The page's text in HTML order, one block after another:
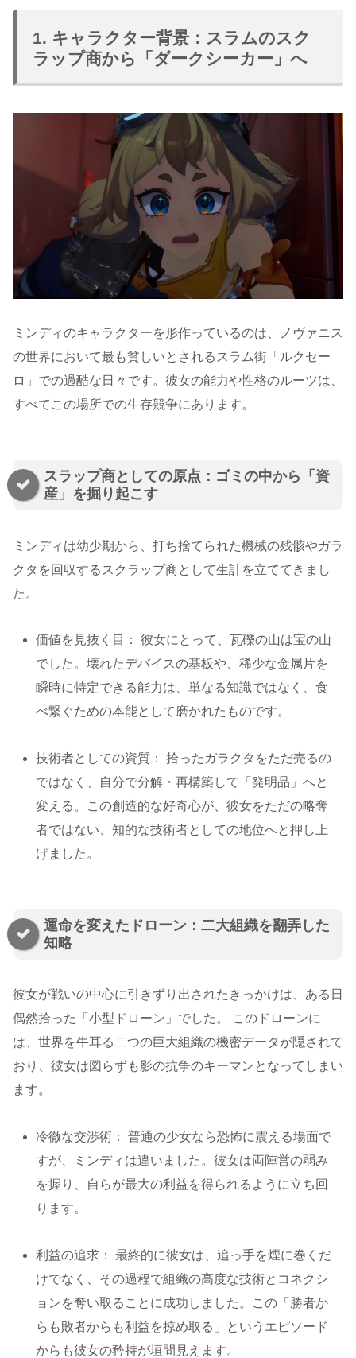
1. キャラクター背景：スラムのスク
ラップ商から「ダークシーカー」へ
ミンディのキャラクターを形作っているのは、ノヴァニス
の世界において最も貧しいとされるスラム街「ルクセー
ロ」での過酷な日々です。彼女の能力や性格のルーツは、
すべてこの場所での生存競争にあります。
スラップ商としての原点：ゴミの中から「資
産」を掘り起こす
ミンディは幼少期から、打ち捨てられた機械の残骸やガラ
クタを回収するスクラップ商として生計を立ててきまし
た。
価値を見抜く目： 彼女にとって、瓦礫の山は宝の山
でした。壊れたデバイスの基板や、稀少な金属片を
瞬時に特定できる能力は、単なる知識ではなく、食
べ繋ぐための本能として磨かれたものです。
技術者としての資質： 拾ったガラクタをただ売るの
ではなく、自分で分解・再構築して「発明品」へと
変える。この創造的な好奇心が、彼女をただの略奪
者ではない、知的な技術者としての地位へと押し上
げました。
運命を変えたドローン：二大組織を翻弄した
知略
彼女が戦いの中心に引きずり出されたきっかけは、ある日
偶然拾った「小型ドローン」でした。 このドローンに
は、世界を牛耳る二つの巨大組織の機密データが隠されて
おり、彼女は図らずも影の抗争のキーマンとなってしまい
ます。
冷徹な交渉術： 普通の少女なら恐怖に震える場面で
すが、ミンディは違いました。彼女は両陣営の弱み
を握り、自らが最大の利益を得られるように立ち回
ります。
利益の追求： 最終的に彼女は、追っ手を煙に巻くだ
けでなく、その過程で組織の高度な技術とコネクシ
ョンを奪い取ることに成功しました。この「勝者か
らも敗者からも利益を掠め取る」というエピソード
からも彼女の矜持が垣間見えます。